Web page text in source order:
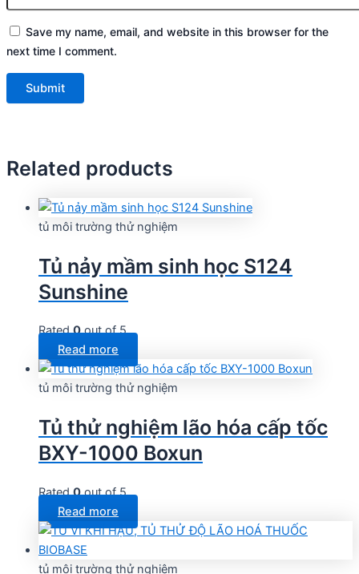
Save my name, email, and website in this browser for the
next time I comment.
Related products
tủ môi trường thử nghiệm
Tủ nảy mầm sinh học S124
Sunshine
Rated0out of 5
Read more
tủ môi trường thử nghiệm
Tủ thử nghiệm lão hóa cấp tốc
BXY-1000 Boxun
Rated0out of 5
Read more
tủ môi trường thử nghiệm